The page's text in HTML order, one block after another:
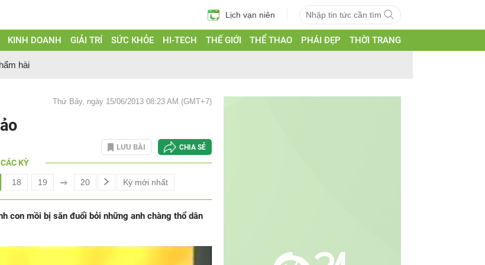
Lịch vạn niên
KINH DOANH GIẢI TRÍ SỨC KHỎE HI-TECH THẾ GIỚI THỂ THAO PHÁI ĐẸP THỜI TRANG
hài
Thứ Bảy, ngày 15/06/2013 08:23 AM (GMT+7)
LƯU BÀI CHIA SẺ
KỲ
18 19 20 Kỳ mới nhất
con mồi bị săn đuổi bỏi những anh chàng thổ dân